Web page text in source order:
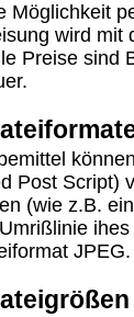
Möglichkeit
wird mit
Preise sind
Post Script)
(wie z.B.
JPEG.